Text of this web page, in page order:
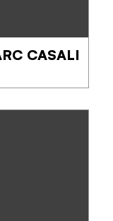
CASALI
à la
terre